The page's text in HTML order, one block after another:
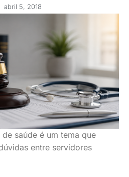
abril 5, 2018
saúde é um tema que
entre servidores